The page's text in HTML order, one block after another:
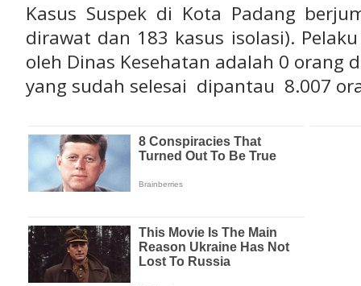
Kasus Suspek di Kota Padang
dirawat dan 183 kasus isolasi).
oleh Dinas Kesehatan adalah 0 orang
yang sudah selesai dipantau 8.007